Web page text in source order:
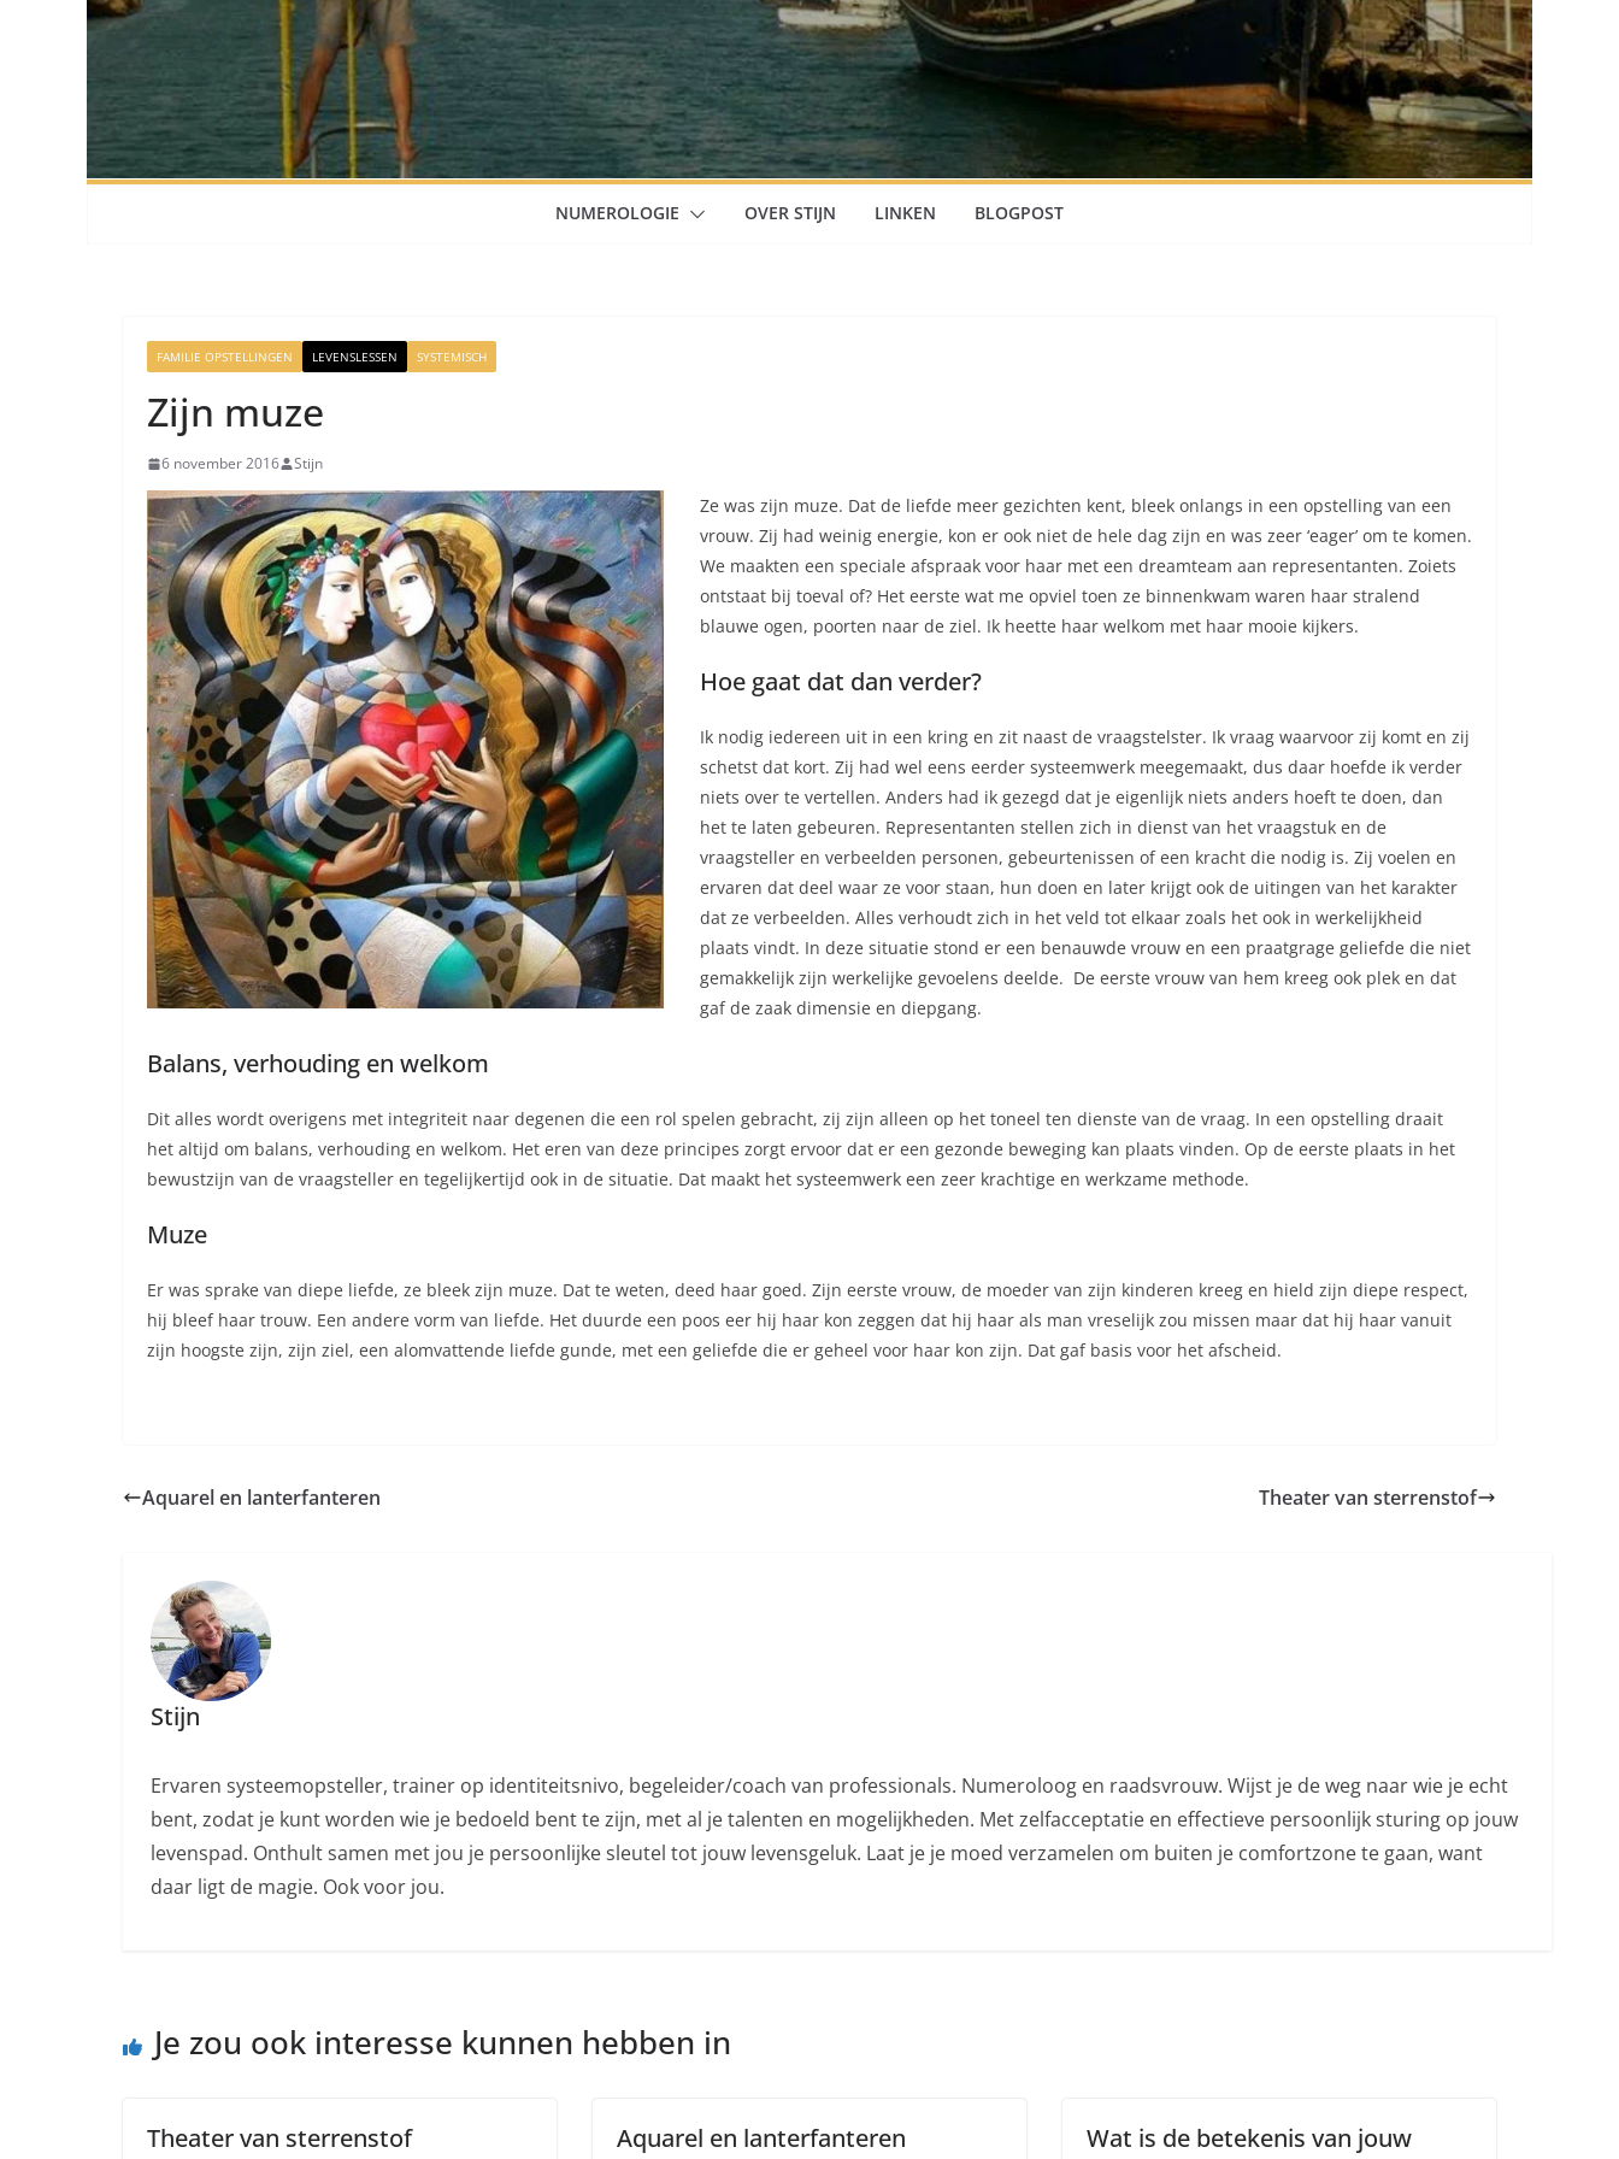
NUMEROLOGIE OVER STIJN LINKEN BLOGPOST
FAMILIE OPSTELLINGEN LEVENSLESSEN SYSTEMISCH
Zijn muze
6 november 2016 Stijn
Ze was zijn muze. Dat de liefde meer gezichten kent, bleek onlangs in een opstelling van een
vrouw. Zij had weinig energie, kon er ook niet de hele dag zijn en was zeer ‘eager’ om te komen.
We maakten een speciale afspraak voor haar met een dreamteam aan representanten. Zoiets
ontstaat bij toeval of? Het eerste wat me opviel toen ze binnenkwam waren haar stralend
blauwe ogen, poorten naar de ziel. Ik heette haar welkom met haar mooie kijkers.
Hoe gaat dat dan verder?
Ik nodig iedereen uit in een kring en zit naast de vraagstelster. Ik vraag waarvoor zij komt en zij
schetst dat kort. Zij had wel eens eerder systeemwerk meegemaakt, dus daar hoefde ik verder
niets over te vertellen. Anders had ik gezegd dat je eigenlijk niets anders hoeft te doen, dan
het te laten gebeuren. Representanten stellen zich in dienst van het vraagstuk en de
vraagsteller en verbeelden personen, gebeurtenissen of een kracht die nodig is. Zij voelen en
ervaren dat deel waar ze voor staan, hun doen en later krijgt ook de uitingen van het karakter
dat ze verbeelden. Alles verhoudt zich in het veld tot elkaar zoals het ook in werkelijkheid
plaats vindt. In deze situatie stond er een benauwde vrouw en een praatgrage geliefde die niet
gemakkelijk zijn werkelijke gevoelens deelde. De eerste vrouw van hem kreeg ook plek en dat
gaf de zaak dimensie en diepgang.
Balans, verhouding en welkom
Dit alles wordt overigens met integriteit naar degenen die een rol spelen gebracht, zij zijn alleen op het toneel ten dienste van de vraag. In een opstelling draait
het altijd om balans, verhouding en welkom. Het eren van deze principes zorgt ervoor dat er een gezonde beweging kan plaats vinden. Op de eerste plaats in het
bewustzijn van de vraagsteller en tegelijkertijd ook in de situatie. Dat maakt het systeemwerk een zeer krachtige en werkzame methode.
Muze
Er was sprake van diepe liefde, ze bleek zijn muze. Dat te weten, deed haar goed. Zijn eerste vrouw, de moeder van zijn kinderen kreeg en hield zijn diepe respect,
hij bleef haar trouw. Een andere vorm van liefde. Het duurde een poos eer hij haar kon zeggen dat hij haar als man vreselijk zou missen maar dat hij haar vanuit
zijn hoogste zijn, zijn ziel, een alomvattende liefde gunde, met een geliefde die er geheel voor haar kon zijn. Dat gaf basis voor het afscheid.
Aquarel en lanterfanteren Theater van sterrenstof
Stijn
Ervaren systeemopsteller, trainer op identiteitsnivo, begeleider/coach van professionals. Numeroloog en raadsvrouw. Wijst je de weg naar wie je echt
bent, zodat je kunt worden wie je bedoeld bent te zijn, met al je talenten en mogelijkheden. Met zelfacceptatie en effectieve persoonlijk sturing op jouw
levenspad. Onthult samen met jou je persoonlijke sleutel tot jouw levensgeluk. Laat je je moed verzamelen om buiten je comfortzone te gaan, want
daar ligt de magie. Ook voor jou.
Je zou ook interesse kunnen hebben in
Theater van sterrenstof Aquarel en lanterfanteren
Wat is de betekenis van jouw